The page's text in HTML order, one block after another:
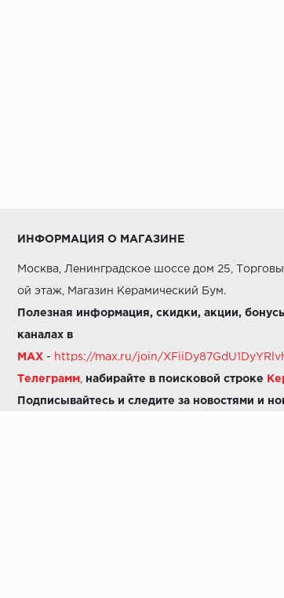
ИНФОРМАЦИЯ О МАГАЗИНЕ
Москва, Ленинградское шоссе дом 25,
ой этаж, Магазин Керамический Бум.
Полезная информация, скидки, акции,
каналах в
MAX - https://max.ru/join/
Телеграмм набирайте в поисковой строке
Подписывайтесь и следите за новостями и